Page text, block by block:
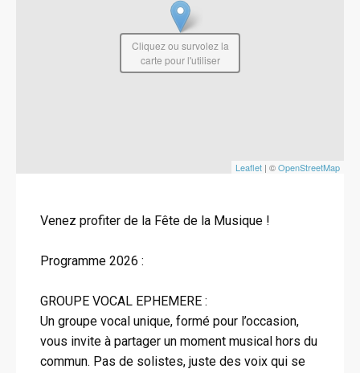
Leaflet | ©OpenStreetMap
Cliquez ou survolez la
carte pour l'utiliser
Venez profiter de la Fête de la Musique !
Programme 2026 :
GROUPE VOCAL EPHEMERE :
Un groupe vocal unique, formé pour l’occasion,
vous invite à partager un moment musical hors du
commun. Pas de solistes, juste des voix qui se